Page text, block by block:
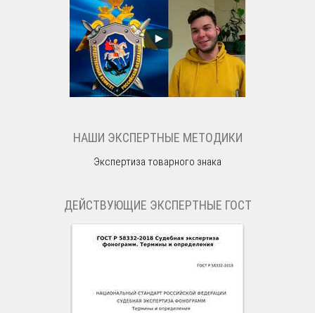
НАШИ ЭКСПЕРТНЫЕ МЕТОДИКИ
Экспертиза товарного знака
ДЕЙСТВУЮЩИЕ ЭКСПЕРТНЫЕ ГОСТ